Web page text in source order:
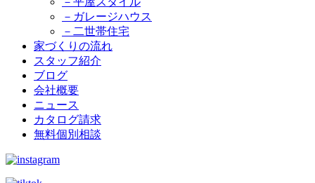
－ガレージハウス
－二世帯住宅
家づくりの流れ
スタッフ紹介
ブログ
会社概要
ニュース
カタログ請求
無料個別相談